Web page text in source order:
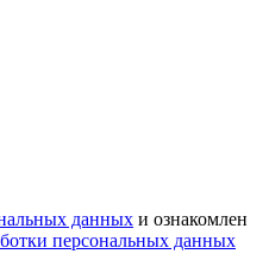
данных и ознакомлен
персональных данных